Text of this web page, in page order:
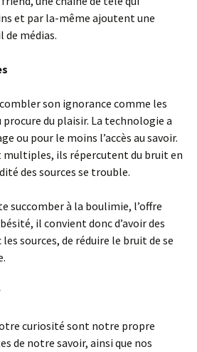
et par la-même ajoutent une
de médias.
son ignorance comme les
du plaisir. La technologie a
ou pour le moins l’accès au savoir.
multiples, ils répercutent du bruit en
des sources se trouble.
succomber à la boulimie, l’offre
il convient donc d’avoir des
sources, de réduire le bruit de se
curiosité sont notre propre
de notre savoir, ainsi que nos